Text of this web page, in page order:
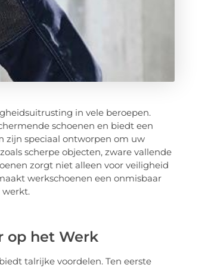
in vele beroepen.
schoenen en biedt een
zijn speciaal ontworpen om uw
scherpe objecten, zware vallende
zorgt niet alleen voor veiligheid
werkschoenen een onmisbaar
werkt.
op het Werk
talrijke voordelen. Ten eerste